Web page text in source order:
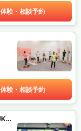
体験・相談予約
体験・相談予約
MIE GREEN CLUB GYM powered by MUKTA